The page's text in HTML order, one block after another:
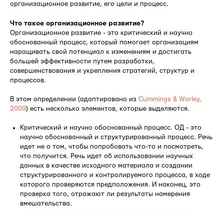
организационное развитие, его цели и процесс.
Что такое организационное развитие?
Организационное развитие - это критический и научно
обоснованный процесс, который помогает организациям
наращивать свой потенциал к изменениям и достигать
большей эффективности путем разработки,
совершенствования и укрепления стратегий, структур и
процессов.
В этом определении (адаптировано из Cummings & Worley,
2009) есть несколько элементов, которые выделяются.
Критический и научно обоснованный процесс. ОД - это
научно обоснованный и структурированный процесс. Речь
идет не о том, чтобы попробовать что-то и посмотреть,
что получится. Речь идет об использовании научных
данных в качестве исходного материала и создании
структурированного и контролируемого процесса, в ходе
которого проверяются предположения. И наконец, это
проверка того, отражают ли результаты намерения
вмешательства.